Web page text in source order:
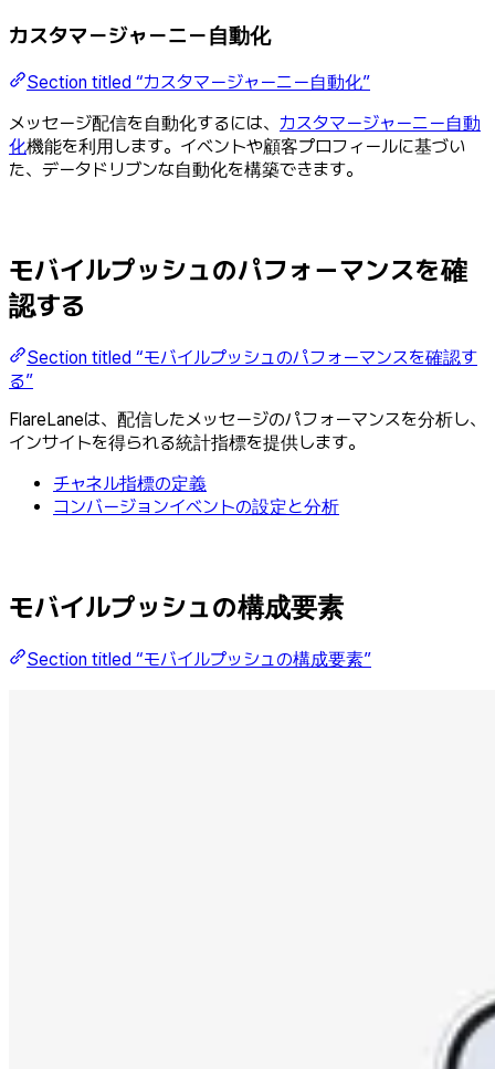
カスタマージャーニー自動化
Section titled “カスタマージャーニー自動化”
メッセージ配信を自動化するには、 カスタマージャーニー自動
化機能を利用します。イベントや顧客プロフィールに基づい
た、データドリブンな自動化を構築できます。
モバイルプッシュのパフォーマンスを確
認する
Section titled “モバイルプッシュのパフォーマンスを確認す
る”
FlareLaneは、配信したメッセージのパフォーマンスを分析し、
インサイトを得られる統計指標を提供します。
チャネル指標の定義
コンバージョンイベントの設定と分析
モバイルプッシュの構成要素
Section titled “モバイルプッシュの構成要素”